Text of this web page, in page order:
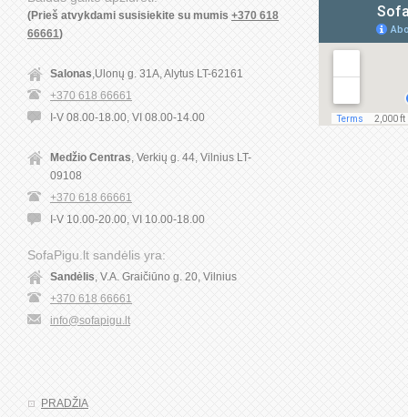
(Prieš atvykdami susisiekite su mumis +370 618
66661)
Salonas ,Ulonų g. 31A, Alytus LT-62161
+370 618 66661
I-V 08.00-18.00, VI 08.00-14.00
Medžio Centras , Verkių g. 44, Vilnius LT-
09108
+370 618 66661
I-V 10.00-20.00, VI 10.00-18.00
SofaPigu.lt sandėlis yra:
Sandėlis , V.A. Graičiūno g. 20, Vilnius
+370 618 66661
info@sofapigu.lt
PRADŽIA